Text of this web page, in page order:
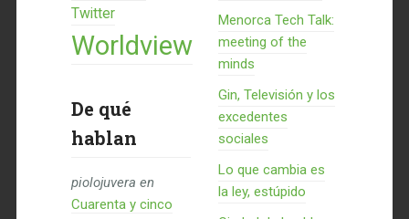
Twitter
Worldview
De qué
hablan
piolojuvera en
Cuarenta y cinco
Menorca Tech Talk:
meeting of the
minds
Gin, Televisión y los
excedentes
sociales
Lo que cambia es
la ley, estúpido